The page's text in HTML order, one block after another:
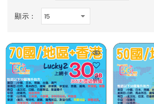
顯示：